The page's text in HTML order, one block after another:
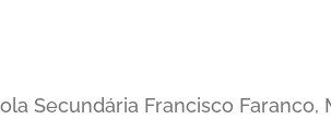
Secundária Francisco Faranco,